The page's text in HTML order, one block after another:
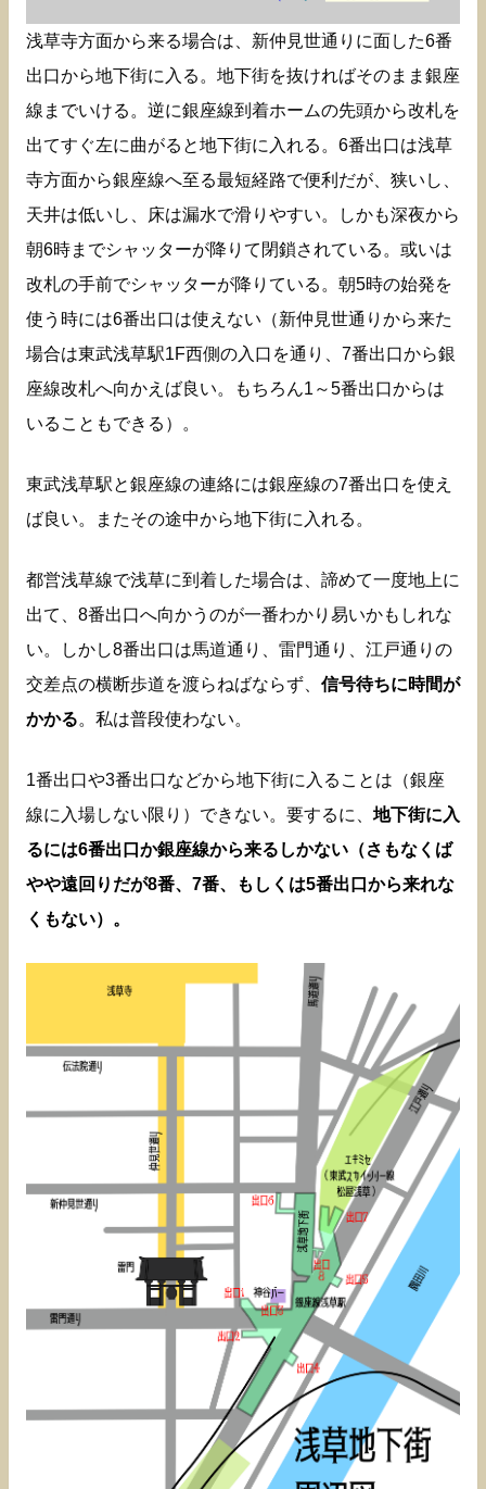
浅草寺方面から来る場合は、新仲見世通りに面した6番
出口から地下街に入る。地下街を抜ければそのまま銀座
線までいける。逆に銀座線到着ホームの先頭から改札を
出てすぐ左に曲がると地下街に入れる。6番出口は浅草
寺方面から銀座線へ至る最短経路で便利だが、狭いし、
天井は低いし、床は漏水で滑りやすい。しかも深夜から
朝6時までシャッターが降りて閉鎖されている。或いは
改札の手前でシャッターが降りている。朝5時の始発を
使う時には6番出口は使えない（新仲見世通りから来た
場合は東武浅草駅1F西側の入口を通り、7番出口から銀
座線改札へ向かえば良い。もちろん1～5番出口からは
いることもできる）。
東武浅草駅と銀座線の連絡には銀座線の7番出口を使え
ば良い。またその途中から地下街に入れる。
都営浅草線で浅草に到着した場合は、諦めて一度地上に
出て、8番出口へ向かうのが一番わかり易いかもしれな
い。しかし8番出口は馬道通り、雷門通り、江戸通りの
交差点の横断歩道を渡らねばならず、 信号待ちに時間が
かかる。私は普段使わない。
1番出口や3番出口などから地下街に入ることは（銀座
線に入場しない限り）できない。要するに、 地下街に入
るには6番出口か銀座線から来るしかない（さもなくば
やや遠回りだが8番、7番、もしくは5番出口から来れな
くもない）。